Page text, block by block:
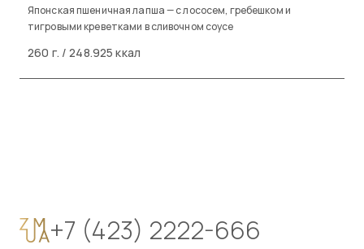
Японская пшеничная лапша — с лососем, гребешком и
тигровыми креветками в сливочном соусе
260 г. / 248.925 ккал
+7 (423) 2222-666